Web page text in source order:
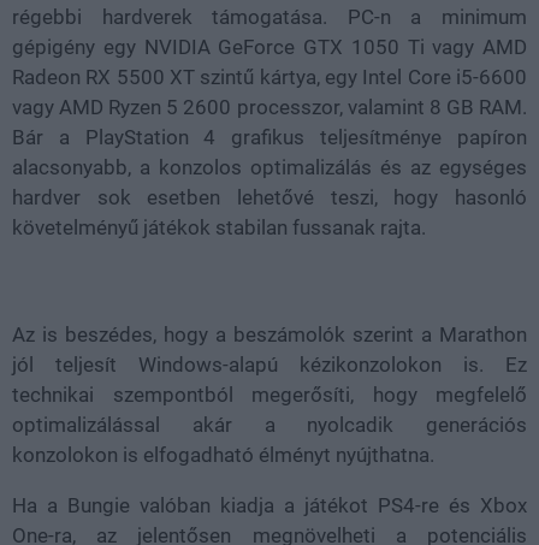
régebbi hardverek támogatása. PC-n a minimum
gépigény egy NVIDIA GeForce GTX 1050 Ti vagy AMD
Radeon RX 5500 XT szintű kártya, egy Intel Core i5-6600
vagy AMD Ryzen 5 2600 processzor, valamint 8 GB RAM.
Bár a PlayStation 4 grafikus teljesítménye papíron
alacsonyabb, a konzolos optimalizálás és az egységes
hardver sok esetben lehetővé teszi, hogy hasonló
követelményű játékok stabilan fussanak rajta.
Az is beszédes, hogy a beszámolók szerint a Marathon
jól teljesít Windows-alapú kézikonzolokon is. Ez
technikai szempontból megerősíti, hogy megfelelő
optimalizálással akár a nyolcadik generációs
konzolokon is elfogadható élményt nyújthatna.
Ha a Bungie valóban kiadja a játékot PS4-re és Xbox
One-ra, az jelentősen megnövelheti a potenciális